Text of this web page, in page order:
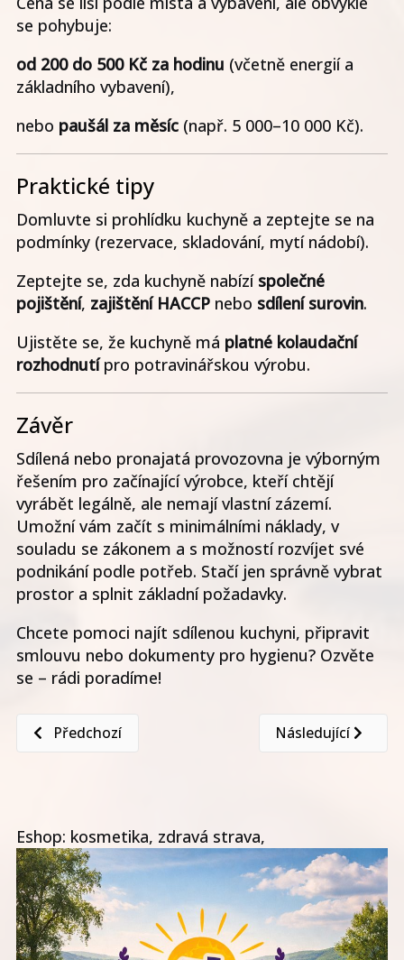
se pohybuje:
od 200 do 500 Kč za hodinu (včetně energií a
základního vybavení),
nebo paušál za měsíc (např. 5 000–10 000 Kč).
Praktické tipy
Domluvte si prohlídku kuchyně a zeptejte se na
podmínky (rezervace, skladování, mytí nádobí).
Zeptejte se, zda kuchyně nabízí společné
pojištění, zajištění HACCP nebo sdílení surovin.
Ujistěte se, že kuchyně má platné kolaudační
rozhodnutípro potravinářskou výrobu.
Závěr
Sdílená nebo pronajatá provozovna je výborným
řešením pro začínající výrobce, kteří chtějí
vyrábět legálně, ale nemají vlastní zázemí.
Umožní vám začít s minimálními náklady, v
souladu se zákonem a s možností rozvíjet své
podnikání podle potřeb. Stačí jen správně vybrat
prostor a splnit základní požadavky.
Chcete pomoci najít sdílenou kuchyni, připravit
smlouvu nebo dokumenty pro hygienu? Ozvěte
se – rádi poradíme!
Předchozí článek: Nakupuji a prodávám víno: jaké
Předchozí Další článek: Jak
Následující
Eshop: kosmetika, zdravá strava,